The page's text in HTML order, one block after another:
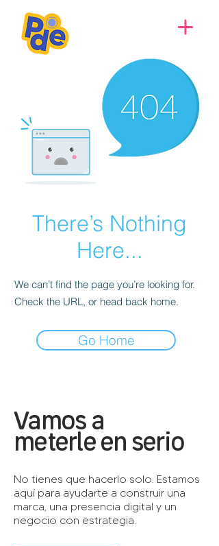
There’s Nothing
Here...
We can’t find the page you’re looking for.
Check the URL, or head back home.
Go Home
Vamos a
meterle en serio
No tienes que hacerlo solo. Estamos
aquí para ayudarte a construir una
marca, una presencia digital y un
negocio con estrategia.